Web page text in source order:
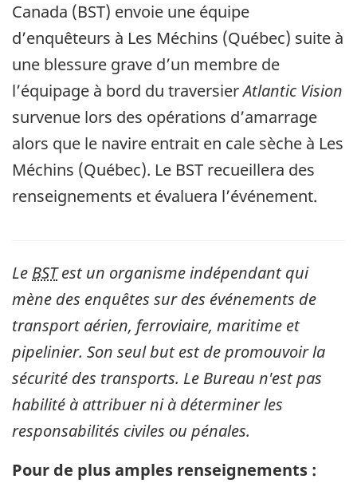
Canada (BST) envoie une équipe
d’enquêteurs à Les Méchins (Québec) suite à
une blessure grave d’un membre de
l’équipage à bord du traversierAtlantic Vision
survenue lors des opérations d’amarrage
alors que le navire entrait en cale sèche à Les
Méchins (Québec). Le BST recueillera des
renseignements et évaluera l’événement.
Le BSTest un organisme indépendant qui
mène des enquêtes sur des événements de
transport aérien, ferroviaire, maritime et
pipelinier. Son seul but est de promouvoir la
sécurité des transports. Le Bureau n'est pas
habilité à attribuer ni à déterminer les
responsabilités civiles ou pénales.
Pour de plus amples renseignements :